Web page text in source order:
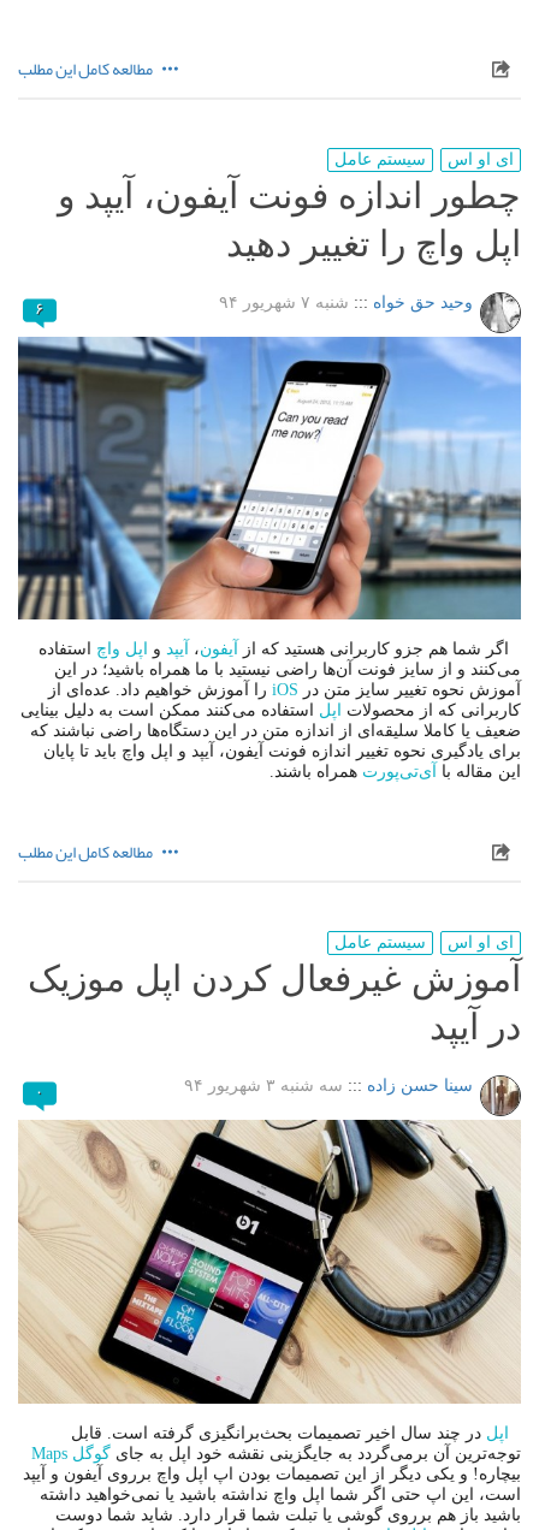
مطالعه کامل این مطلب
ای او اس سیستم عامل
چطور اندازه فونت آیفون، آیپد و
اپل واچ را تغییر دهید
وحید حق خواه ::: شنبه ۷ شهریور ۹۴ ۶
اگر شما هم جزو کاربرانی هستید که از آیفون، آیپد و اپل واچ استفاده
می‌کنند و از سایز فونت آن‌ها راضی نیستید با ما همراه باشید؛ در این
آموزش نحوه تغییر سایز متن در iOS را آموزش خواهیم داد. عده‌ای از
کاربرانی که از محصولات
اپل استفاده می‌کنند ممکن است به دلیل بینایی
ضعیف یا کاملا سلیقه‌ای از اندازه متن در این دستگاه‌ها راضی نباشند که
برای یادگیری نحوه تغییر اندازه فونت آیفون، آیپد و اپل واچ باید تا پایان
این مقاله با
آی‌تی‌پورت همراه باشند.
مطالعه کامل این مطلب
ای او اس سیستم عامل
آموزش غیرفعال کردن اپل موزیک
در آیپد
سینا حسن زاده ::: سه شنبه ۳ شهریور ۹۴ ۰
اپل در چند سال اخیر تصمیمات بحث‌برانگیزی گرفته است. قابل
توجه‌ترین آن برمی‌گردد به جایگزینی نقشه خود اپل به جای گوگل Maps
بیچاره! و یکی دیگر از این تصمیمات بودن اپ اپل واچ برروی آیفون و آیپد
است، این اپ حتی اگر شما اپل واچ نداشته باشید یا نمی‌خواهید داشته
باشید باز هم برروی گوشی یا تبلت شما قرار دارد. شاید شما دوست